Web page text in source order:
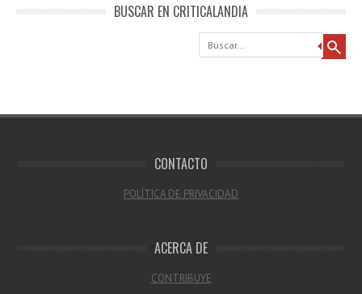
BUSCAR EN CRITICALANDIA
Buscar
CONTACTO
POLÍTICA DE PRIVACIDAD
ACERCA DE
CONTRIBUYE